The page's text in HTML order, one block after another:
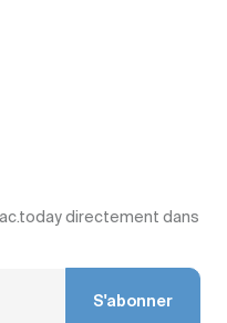
directement dans
S'abonner